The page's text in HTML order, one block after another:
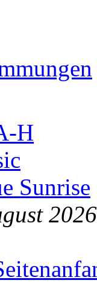
H
Sunrise